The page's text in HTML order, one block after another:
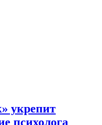
укрепит
психолога